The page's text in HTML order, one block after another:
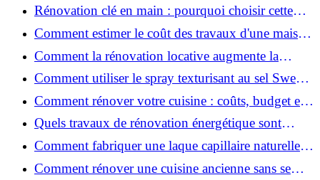
avec 50 000 € : budget, étapes et astuces ?
Rénovation clé en main : pourquoi choisir cette
solution et à quoi faire attention ?
Comment estimer le coût des travaux d'une maison
?
Comment la rénovation locative augmente la
rentabilité de votre parc immobilier ?
Comment utiliser le spray texturisant au sel Sweet
Salt pour des cheveux effet plage ?
Comment rénover votre cuisine : coûts, budget et
astuces bois ?
Quels travaux de rénovation énergétique sont
éligibles à MaPrimeRénov' ?
Comment fabriquer une laque capillaire naturelle
maison ?
Comment rénover une cuisine ancienne sans se